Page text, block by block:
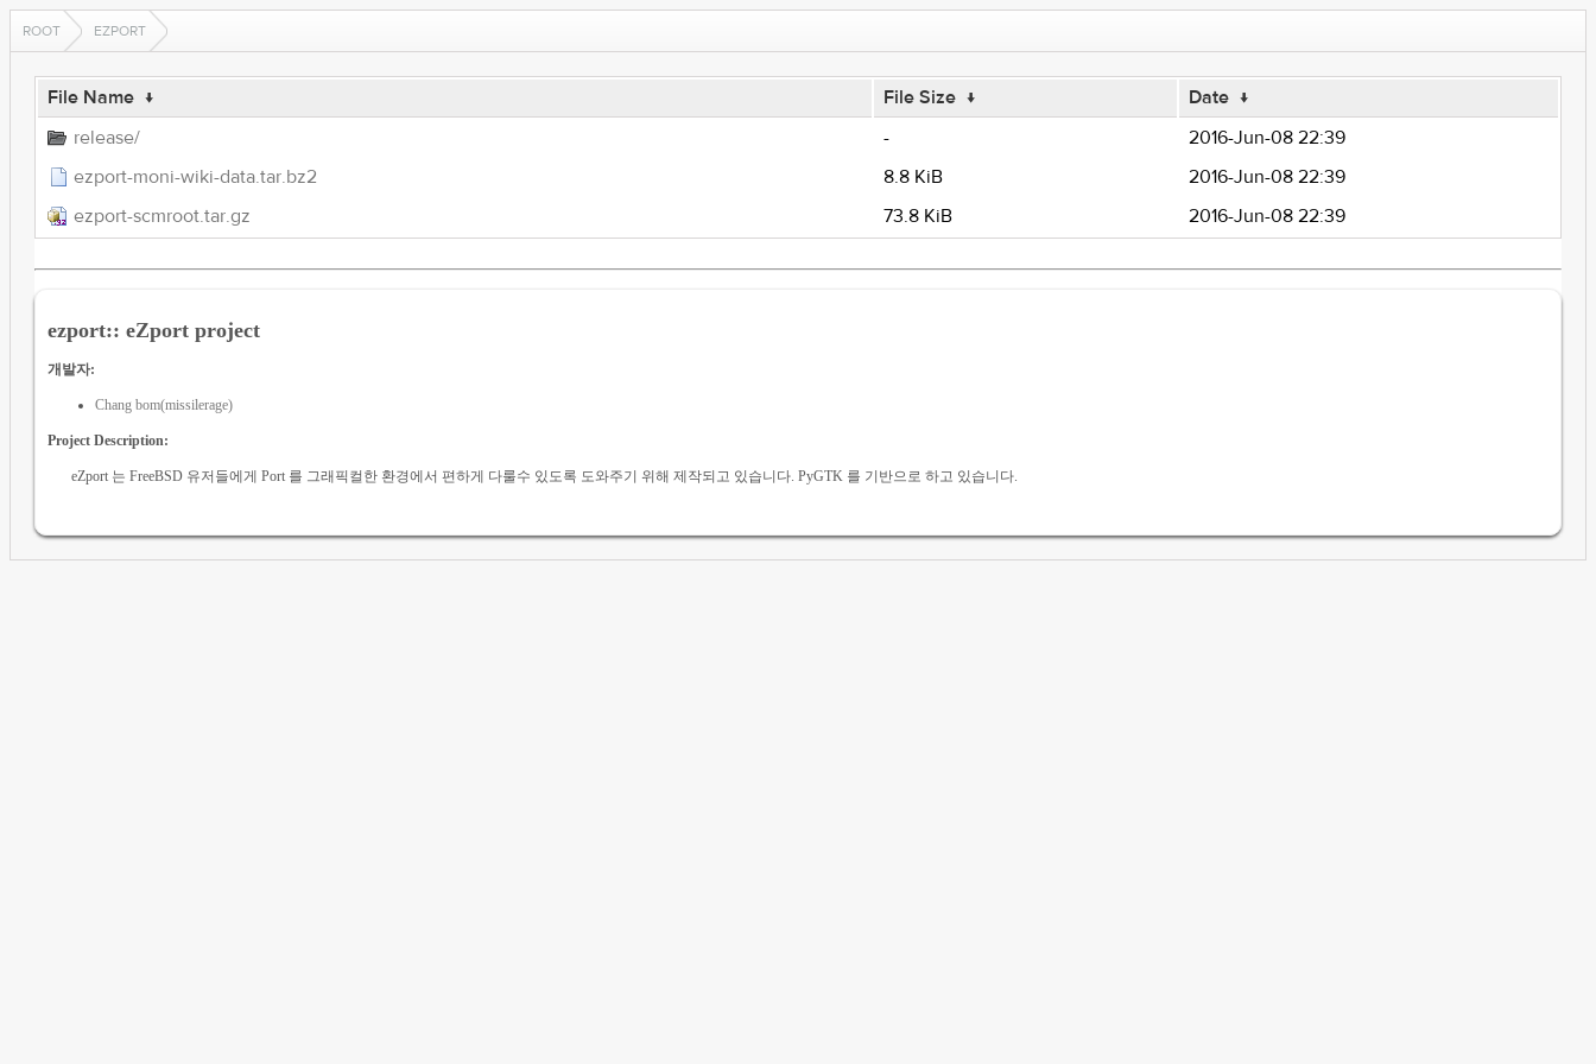
ROOT EZPORT
File Name ↓ File Size ↓ Date ↓
release/
-
2016-Jun-08 22:39
ezport-moni-wiki-data.tar.bz2
8.8 KiB
2016-Jun-08 22:39
ezport-scmroot.tar.gz
73.8 KiB 2016-Jun-08 22:39
ezport:: eZport project
개발자:
Chang bom(missilerage)
Project Description:
eZport 는 FreeBSD 유저들에게 Port 를 그래픽컬한 환경에서 편하게 다룰수 있도록 도와주기 위해 제작되고 있습니다. PyGTK 를 기반으로 하고 있습니다.